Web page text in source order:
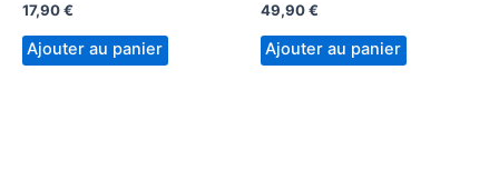
17,90€
Ajouter au panier
49,90€
Ajouter au panier